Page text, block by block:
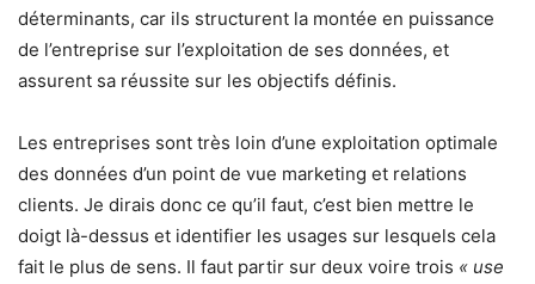
déterminants, car ils structurent la montée en puissance
de l’entreprise sur l’exploitation de ses données, et
assurent sa réussite sur les objectifs définis.
Les entreprises sont très loin d’une exploitation optimale
des données d’un point de vue marketing et relations
clients. Je dirais donc ce qu’il faut, c’est bien mettre le
doigt là-dessus et identifier les usages sur lesquels cela
fait le plus de sens. Il faut partir sur deux voire trois « use